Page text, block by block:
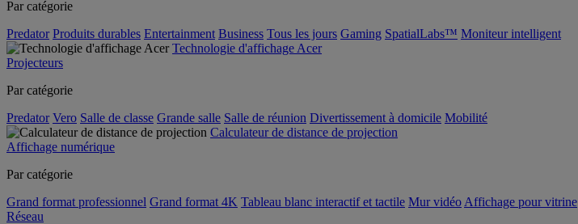
Par catégorie
Predator Produits durables Entertainment Business Tous les jours Gaming SpatialLabs™ Moniteur intelligent
Technologie d'affichage Acer
Projecteurs
Par catégorie
Predator Vero Salle de classe Grande salle Salle de réunion Divertissement à domicile Mobilité
Calculateur de distance de projection
Affichage numérique
Par catégorie
Grand format professionnel Grand format 4K Tableau blanc interactif et tactile Mur vidéo Affichage pour vitrine
Réseau